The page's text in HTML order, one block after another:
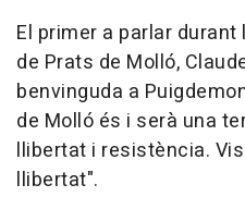
El primer a parlar
de Prats de Molló,
benvinguda a
de Molló és i serà una
llibertat i resistència.
llibertat".